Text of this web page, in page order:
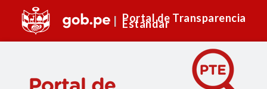
Portal de Transparencia
Estándar